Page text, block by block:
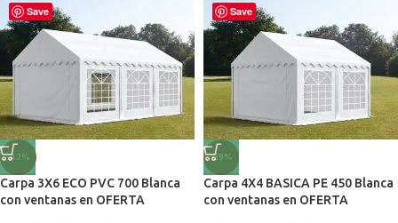
Save
-42%
Carpa 3X6 ECO PVC 700 Blanca
con ventanas en OFERTA
Save
-39%
Carpa 4X4 BASICA PE 450 Blanca
con ventanas en OFERTA